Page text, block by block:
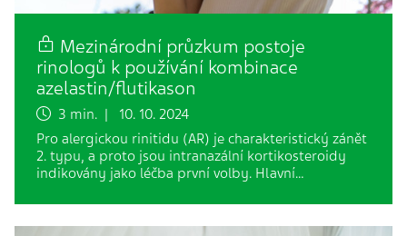
Mezinárodní průzkum postoje
rinologů k používání kombinace
azelastin/flutikason
3 min. | 10. 10. 2024
Pro alergickou rinitidu (AR) je charakteristický zánět
2. typu, a proto jsou intranazální kortikosteroidy
indikovány jako léčba první volby. Hlavní…